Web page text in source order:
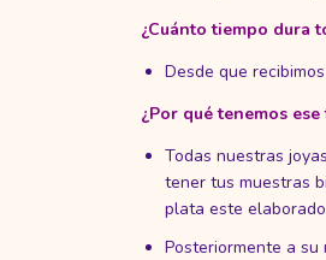
¿Cuánto tiempo dura
Desde que
¿Por qué tenemos
Todas nuestras
tener tus muestras
plata este
Posteriormente a